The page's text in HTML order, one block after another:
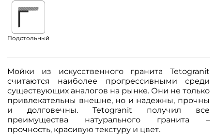
Подстольный
Мойки из искусственного гранита Tetogranit
считаются наиболее прогрессивными среди
существующих аналогов на рынке. Они не только
привлекательны внешне, но и надежны, прочны
и долговечны. Tetogranit получил все
преимущества натурального гранита –
прочность, красивую текстуру и цвет.